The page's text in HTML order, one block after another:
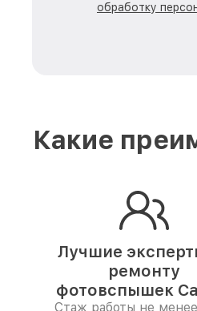
обработку
Какие
Лучшие
ремонту
фотовспышек
Стаж работы не